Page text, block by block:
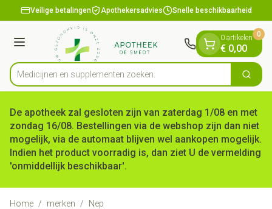
Ga naar de inhoud
1 van 1Veilige betalingen Apothekersadvies Snelle beschikbaarheid
Menu
Product, merk, categorie...
Medicijnen en supplem Zoek
0 artikelen
€ 0,00
0
De apotheek zal gesloten zijn van zaterdag 1/08 en met
zondag 16/08. Bestellingen via de webshop zijn dan niet
mogelijk, via de automaat blijven wel aankopen mogelijk.
Indien het product voorradig is, dan ziet U de vermelding
'onmiddellijk beschikbaar'.
Home / merken / Nep